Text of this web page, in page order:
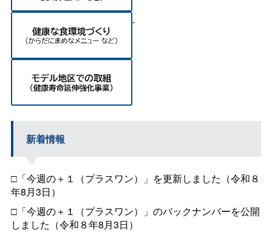
新着情報
□「今週の＋１（プラスワン）」を更新しました（令和８
年8月3日）
□「今週の＋１（プラスワン）」のバックナンバーを公開
しました（令和８年8月3日）